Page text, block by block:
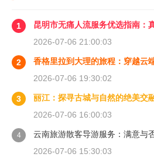
1
昆明市无痛人流服务优选指南：
2026-07-06 21:00:03
2
香格里拉到大理的旅程：穿越云
2026-07-06 19:30:02
3
丽江：探寻古城与自然的绝美交
2026-07-06 16:00:03
4
云南旅游散客导游服务：满意与
2026-07-06 15:30:03